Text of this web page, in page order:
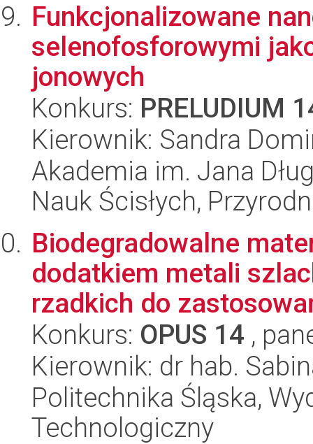
Funkcjonalizowane
selenofosforowymi
jonowych
Konkurs: PRELUDIUM
Kierownik: Sandra
Akademia im. Jana
Nauk Ścisłych,
Biodegradowalne
dodatkiem metali
rzadkich do
Konkurs: OPUS 14 ,
Kierownik: dr hab.
Politechnika Śląska,
Technologiczny